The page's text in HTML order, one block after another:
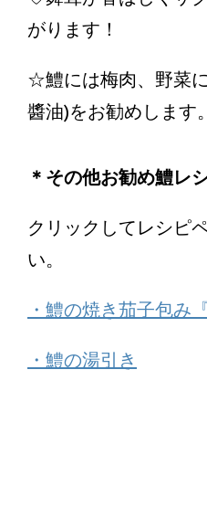
がります！
☆鱧には梅肉、野菜
醬油)をお勧めします。
＊その他お勧め鱧レ
クリックしてレシピ
い。
・鱧の焼き茄子包み
・鱧の湯引き